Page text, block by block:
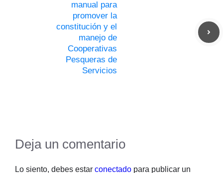
manual para
promover la
constitución y el
manejo de
Cooperativas
Pesqueras de
Servicios
Deja un comentario
Lo siento, debes estar conectado para publicar un